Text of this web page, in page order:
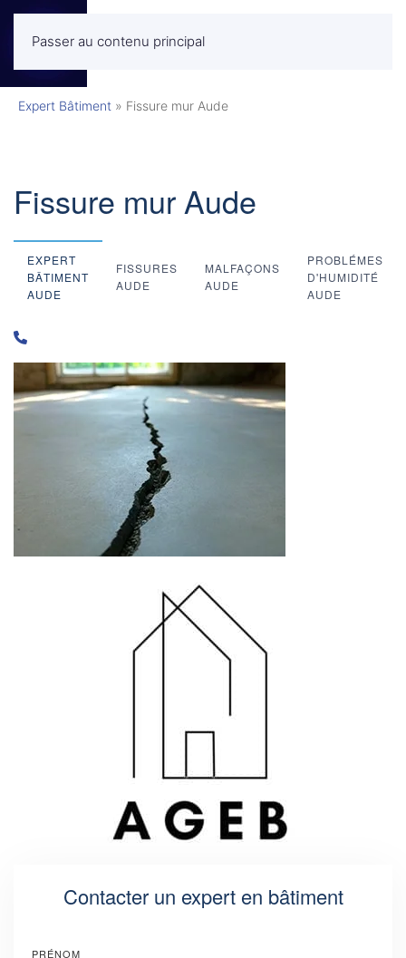
Passer au contenu principalMENU
Expert Bâtiment » Fissure mur Aude
Fissure mur Aude
EXPERT
BÂTIMENT
AUDE
FISSURES
AUDE
MALFAÇONS
AUDE
PROBLÉMES
D'HUMIDITÉ
AUDE
Contacter un expert en bâtiment
PRÉNOM